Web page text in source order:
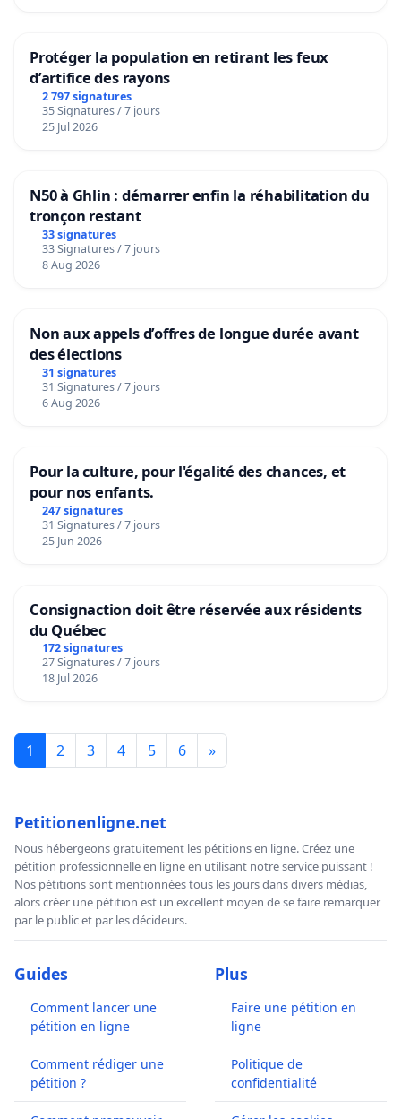
Protéger la population en retirant les feux
d’artifice des rayons
2 797 signatures
35 Signatures / 7 jours
25 Jul 2026
N50 à Ghlin : démarrer enfin la réhabilitation du
tronçon restant
33 signatures
33 Signatures / 7 jours
8 Aug 2026
Non aux appels d’offres de longue durée avant
des élections
31 signatures
31 Signatures / 7 jours
6 Aug 2026
Pour la culture, pour l'égalité des chances, et
pour nos enfants.
247 signatures
31 Signatures / 7 jours
25 Jun 2026
Consignaction doit être réservée aux résidents
du Québec
172 signatures
27 Signatures / 7 jours
18 Jul 2026
1 2 3 4 5 6 »
Petitionenligne.net
Nous hébergeons gratuitement les pétitions en ligne. Créez une
pétition professionnelle en ligne en utilisant notre service puissant !
Nos pétitions sont mentionnées tous les jours dans divers médias,
alors créer une pétition est un excellent moyen de se faire remarquer
par le public et par les décideurs.
Guides
Comment lancer une
pétition en ligne
Comment rédiger une
pétition ?
Plus
Faire une pétition en
ligne
Politique de
confidentialité